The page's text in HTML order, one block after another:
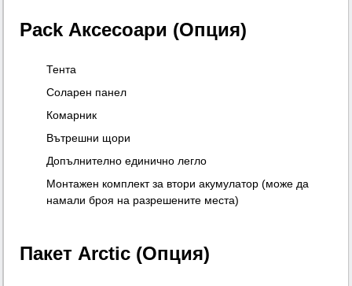
Pack Аксесоари (Опция)
Тента
Соларен панел
Комарник
Вътрешни щори
Допълнително единично легло
Монтажен комплект за втори акумулатор (може да
намали броя на разрешените места)
Пакет Arctic (Опция)